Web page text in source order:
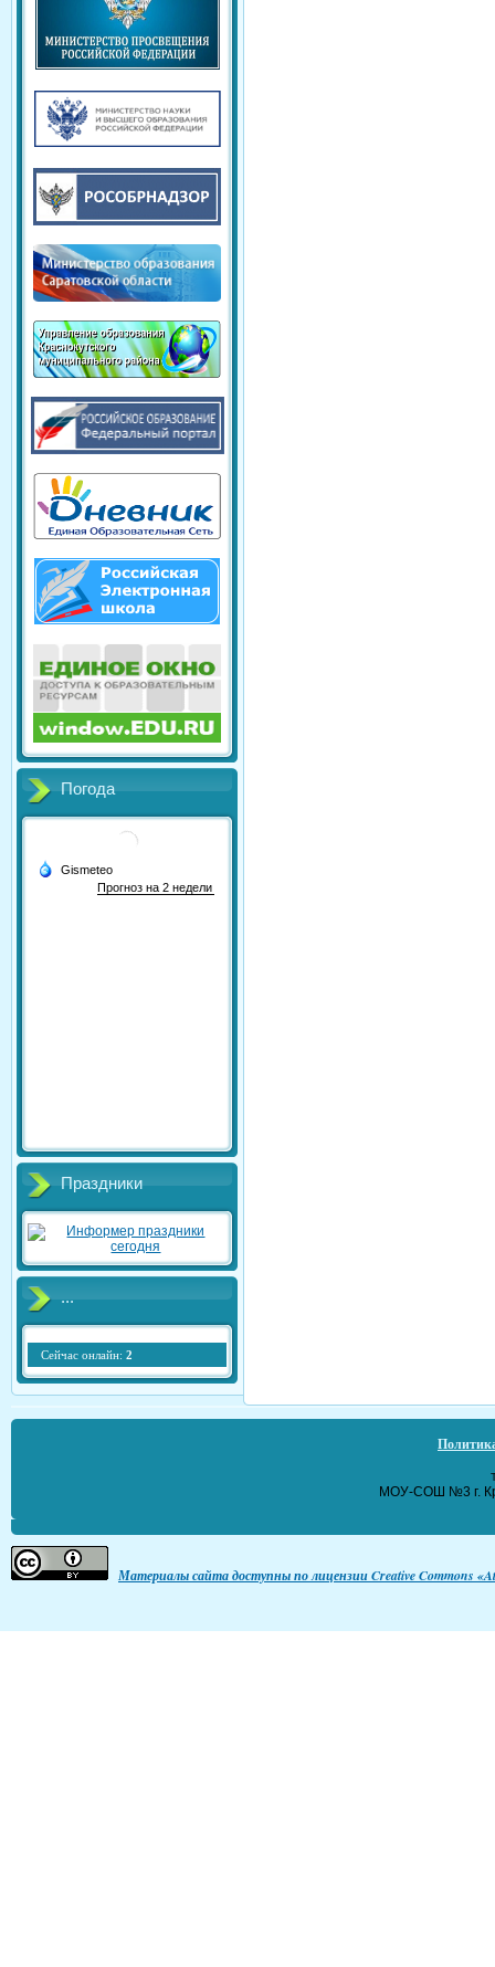
Погода
Праздники
...
Сейчас онлайн: 2
МОУ-СОШ №3 г.
Материалы сайта доступны по лицензии Creative Commons